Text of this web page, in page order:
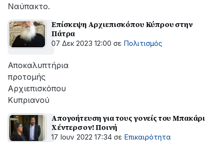
Ναύπακτο.
Επίσκεψη Αρχιεπισκόπου Κύπρου στην
Πάτρα
07 Δεκ 2023 12:00 σε Πολιτισμός
Αποκαλυπτήρια
προτομής
Αρχιεπισκόπου
Κυπριανού
Απογοήτευση για τους γονείς του Μπακάρι
Χέντερσον! Ποινή
17 Ιουν 2022 17:34 σε Επικαιρότητα